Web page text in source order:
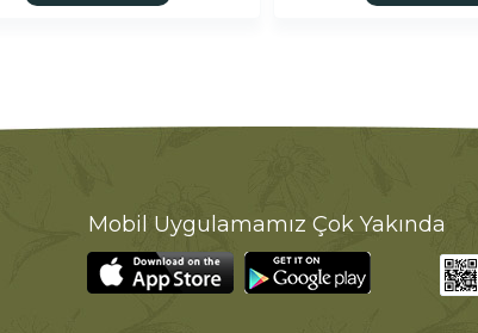
Mobil Uygulamamız Çok Yakında